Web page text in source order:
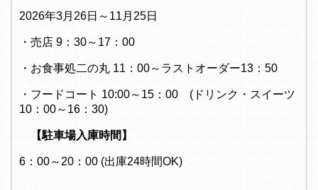
2026年3月26日～11月25日
・売店 9：30～17：00
・お食事処二の丸 11：00～ラストオーダー13：50
・フードコート 10:00～15：00 (ドリンク・スイーツ
10：00～16：30)
【駐車場入庫時間】
6：00～20：00 (出庫24時間OK)